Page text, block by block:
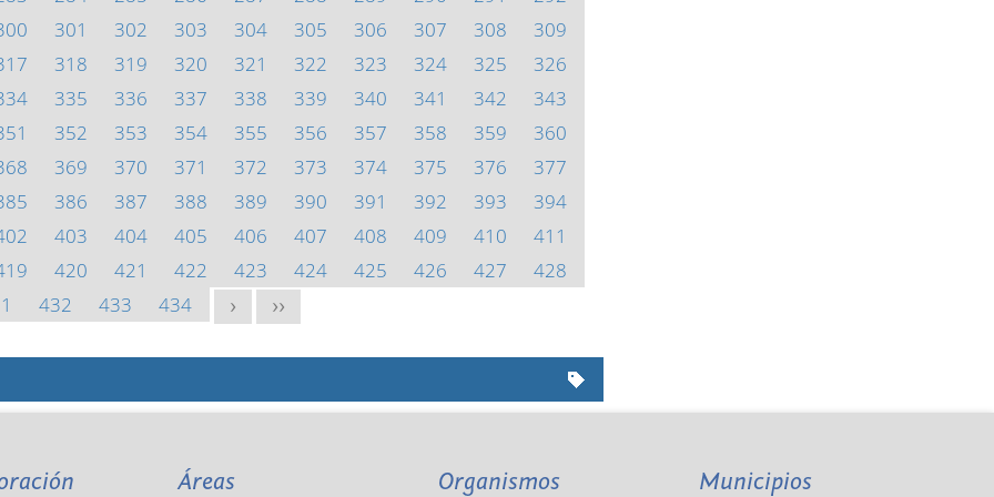
301 302 303 304 305 306 307 308
309
318 319 320 321 322 323 324 325
326
335 336 337 338 339 340 341 342
343
352 353 354 355 356 357 358 359
360
369 370 371 372 373 374 375 376
377
386 387 388 389 390 391 392 393
394
403 404 405 406 407 408 409 410
411
420 421 422 423 424 425 426 427
428
432 433 434 > >>
Áreas Organismos Municipios